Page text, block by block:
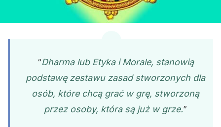
“Dharma lub Etyka i Morale, stanowią
podstawę zestawu zasad stworzonych dla
osób, które chcą grać w grę, stworzoną
przez osoby, która są już w grze.”